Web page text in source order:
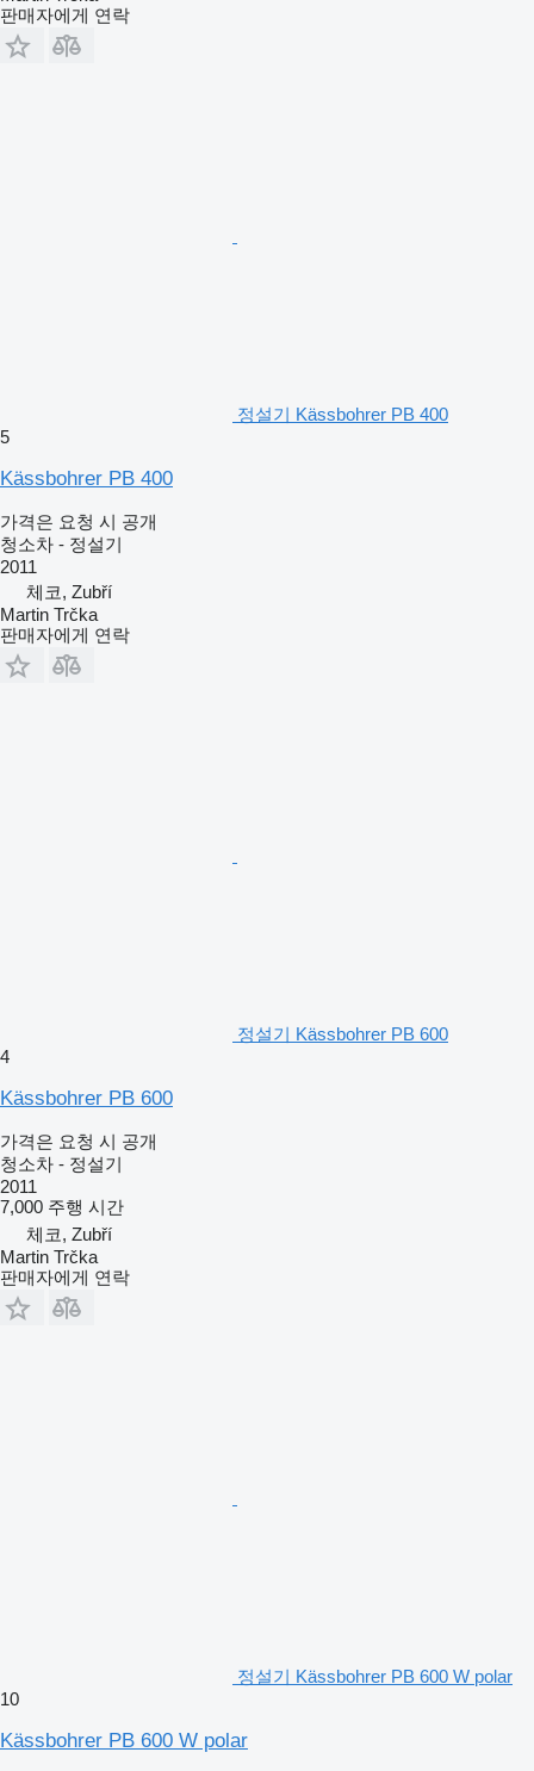
판매자에게 연락
정설기 Kässbohrer PB 400
5
Kässbohrer PB 400
가격은 요청 시 공개
청소차 - 정설기
2011
체코, Zubří
Martin Trčka
판매자에게 연락
정설기 Kässbohrer PB 600
4
Kässbohrer PB 600
가격은 요청 시 공개
청소차 - 정설기
2011
7,000 주행 시간
체코, Zubří
Martin Trčka
판매자에게 연락
정설기 Kässbohrer PB 600 W polar
10
Kässbohrer PB 600 W polar